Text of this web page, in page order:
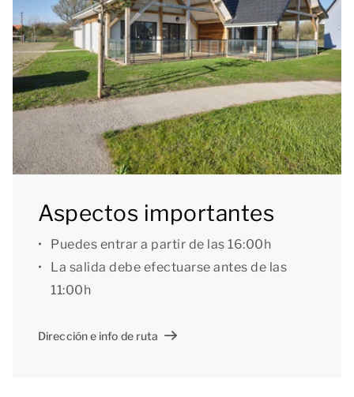
aproximada, pero están pensados solo con fines
ilustrativos.[/i]
Aspectos importantes
Puedes entrar a partir de las 16:00h
La salida debe efectuarse antes de las
11:00h
Dirección e info de ruta